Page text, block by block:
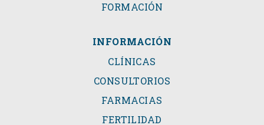
FORMACIÓN
INFORMACIÓN
CLÍNICAS
CONSULTORIOS
FARMACIAS
FERTILIDAD